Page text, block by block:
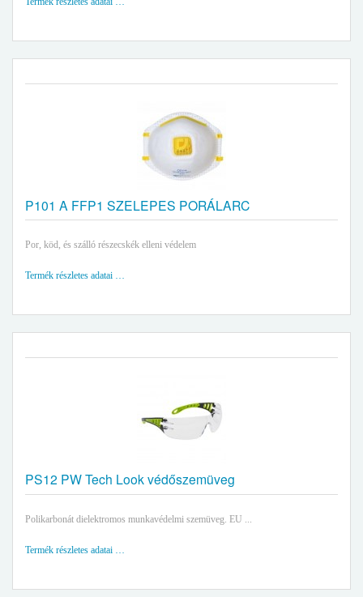
P101 A FFP1 SZELEPES PORÁLARC
Por, köd, és szálló részecskék elleni védelem
Termék részletes adatai …
PS12 PW Tech Look védőszemüveg
Polikarbonát dielektromos munkavédelmi szemüveg. EU ...
Termék részletes adatai …